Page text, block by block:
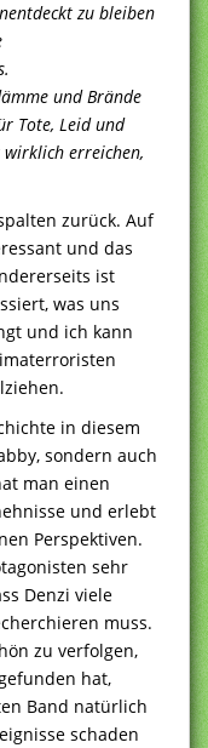
zu bleiben
und Brände
Tote, Leid und
erreichen,
zurück. Auf
und das
ist
was uns
und ich kann
in diesem
sondern auch
man einen
und erlebt
Perspektiven.
sehr
Denzi viele
muss.
zu verfolgen,
hat,
Band natürlich
schaden